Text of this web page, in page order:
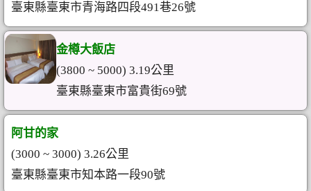
臺東縣臺東市青海路四段491巷26號
金樽大飯店
(3800 ~ 5000) 3.19公里
臺東縣臺東市富貴街69號
阿甘的家
(3000 ~ 3000) 3.26公里
臺東縣臺東市知本路一段90號